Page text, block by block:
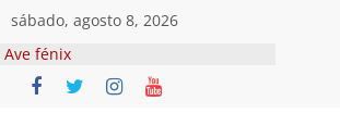
sábado, agosto 8, 2026
Ave fénix
¿Dios no existe?
First Time